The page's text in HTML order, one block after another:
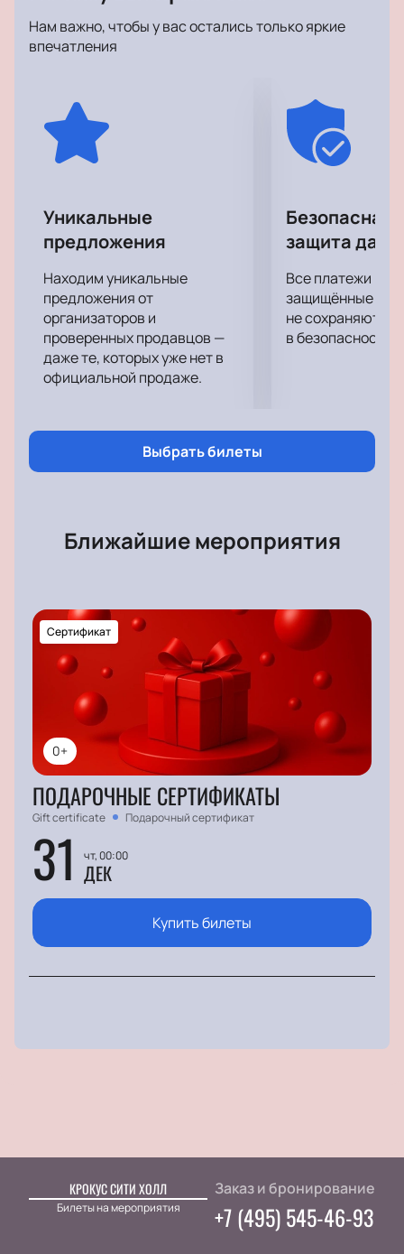
Самое передовое световое и звуковое
оборудование позволит вам отчетливо услышать
Нам важно, чтобы у вас остались только яркие
впечатления
Уникальные
предложения
Находим уникальные
предложения от
организаторов и
проверенных продавцов —
даже те, которых уже нет в
официальной продаже.
Безопасная
защита
Все платежи
защищённые
не сохраняются
в безопасности.
Выбрать билеты
Ближайшие мероприятия
0+
Сертификат
ПОДАРОЧНЫЕ СЕРТИФИКАТЫ
Gift certificate Подарочный сертификат
31 чт, 00:00
ДЕК
Купить билеты
КРОКУС СИТИ ХОЛЛ
Билеты на мероприятия
Заказ и бронирование
+7 (495) 545-46-93